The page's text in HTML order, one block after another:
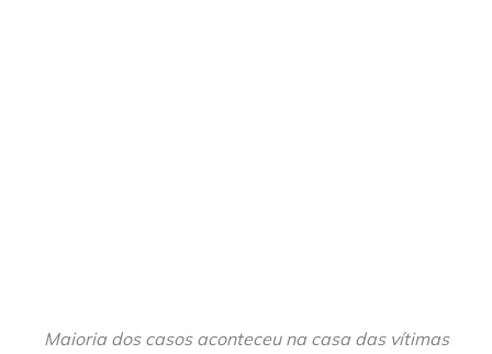
Maioria dos casos aconteceu na casa das vítimas